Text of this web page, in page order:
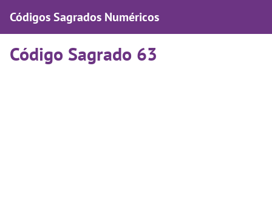
Códigos Sagrados Numéricos
Código Sagrado 63